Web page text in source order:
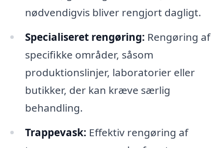
nødvendigvis bliver rengjort dagligt.
Specialiseret rengøring: Rengøring af
specifikke områder, såsom
produktionslinjer, laboratorier eller
butikker, der kan kræve særlig
behandling.
Trappevask: Effektiv rengøring af